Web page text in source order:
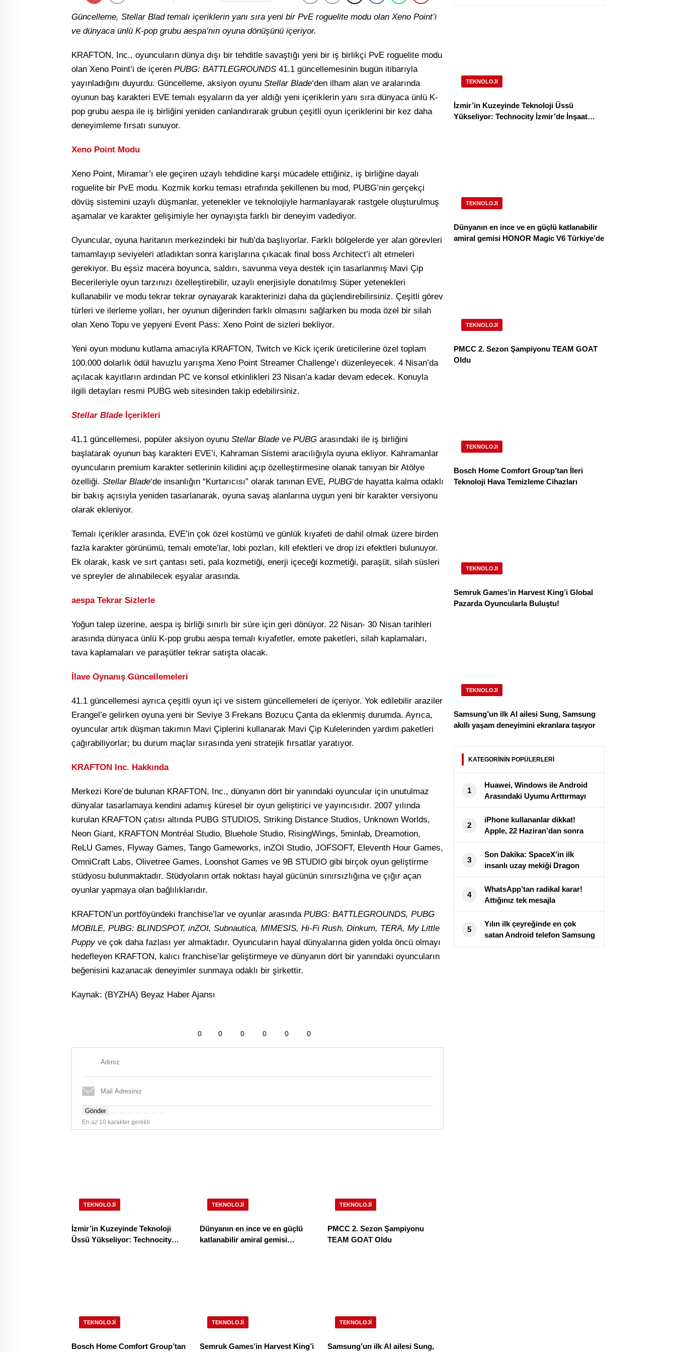
Güncelleme, Stellar Blad temalı içeriklerin yanı sıra yeni bir PvE roguelite modu olan Xeno Point’i
ve dünyaca ünlü K-pop grubu aespa’nın oyuna dönüşünü içeriyor.
KRAFTON, Inc., oyuncuların dünya dışı bir tehditle savaştığı yeni bir iş birlikçi PvE roguelite modu
olan Xeno Point’i de içeren PUBG: BATTLEGROUNDS 41.1 güncellemesinin bugün itibarıyla
yayınladığını duyurdu. Güncelleme, aksiyon oyunu Stellar Blade‘den ilham alan ve aralarında
oyunun baş karakteri EVE temalı eşyaların da yer aldığı yeni içeriklerin yanı sıra dünyaca ünlü K-
pop grubu aespa ile iş birliğini yeniden canlandırarak grubun çeşitli oyun içeriklerini bir kez daha
deneyimleme fırsatı sunuyor.
Xeno Point Modu
Xeno Point, Miramar’ı ele geçiren uzaylı tehdidine karşı mücadele ettiğiniz, iş birliğine dayalı
roguelite bir PvE modu. Kozmik korku teması etrafında şekillenen bu mod, PUBG’nin gerçekçi
dövüş sistemini uzaylı düşmanlar, yetenekler ve teknolojiyle harmanlayarak rastgele oluşturulmuş
aşamalar ve karakter gelişimiyle her oynayışta farklı bir deneyim vadediyor.
Oyuncular, oyuna haritanın merkezindeki bir hub’da başlıyorlar. Farklı bölgelerde yer alan görevleri
tamamlayıp seviyeleri atladıktan sonra karışlarına çıkacak final boss Architect’i alt etmeleri
gerekiyor. Bu eşsiz macera boyunca, saldırı, savunma veya destek için tasarlanmış Mavi Çip
Becerileriyle oyun tarzınızı özelleştirebilir, uzaylı enerjisiyle donatılmış Süper yetenekleri
kullanabilir ve modu tekrar tekrar oynayarak karakterinizi daha da güçlendirebilirsiniz. Çeşitli görev
türleri ve ilerleme yolları, her oyunun diğerinden farklı olmasını sağlarken bu moda özel bir silah
olan Xeno Topu ve yepyeni Event Pass: Xeno Point de sizleri bekliyor.
Yeni oyun modunu kutlama amacıyla KRAFTON, Twitch ve Kick içerik üreticilerine özel toplam
100.000 dolarlık ödül havuzlu yarışma Xeno Point Streamer Challenge’ı düzenleyecek. 4 Nisan’da
açılacak kayıtların ardından PC ve konsol etkinlikleri 23 Nisan’a kadar devam edecek. Konuyla
ilgili detayları resmi PUBG web sitesinden takip edebilirsiniz.
Stellar Blade İçerikleri
41.1 güncellemesi, popüler aksiyon oyunu Stellar Blade ve PUBG arasındaki ile iş birliğini
başlatarak oyunun baş karakteri EVE’i, Kahraman Sistemi aracılığıyla oyuna ekliyor. Kahramanlar
oyuncuların premium karakter setlerinin kilidini açıp özelleştirmesine olanak tanıyan bir Atölye
özelliği. Stellar Blade‘de insanlığın “Kurtarıcısı” olarak tanınan EVE, PUBG‘de hayatta kalma odaklı
bir bakış açısıyla yeniden tasarlanarak, oyuna savaş alanlarına uygun yeni bir karakter versiyonu
olarak ekleniyor.
Temalı içerikler arasında, EVE’in çok özel kostümü ve günlük kıyafeti de dahil olmak üzere birden
fazla karakter görünümü, temalı emote’lar, lobi pozları, kill efektleri ve drop izi efektleri bulunuyor.
Ek olarak, kask ve sırt çantası seti, pala kozmetiği, enerji içeceği kozmetiği, paraşüt, silah süsleri
ve spreyler de alınabilecek eşyalar arasında.
aespa Tekrar Sizlerle
Yoğun talep üzerine, aespa iş birliği sınırlı bir süre için geri dönüyor. 22 Nisan- 30 Nisan tarihleri
arasında dünyaca ünlü K-pop grubu aespa temalı kıyafetler, emote paketleri, silah kaplamaları,
tava kaplamaları ve paraşütler tekrar satışta olacak.
İlave Oynanış Güncellemeleri
41.1 güncellemesi ayrıca çeşitli oyun içi ve sistem güncellemeleri de içeriyor. Yok edilebilir araziler
Erangel’e gelirken oyuna yeni bir Seviye 3 Frekans Bozucu Çanta da eklenmiş durumda. Ayrıca,
oyuncular artık düşman takımın Mavi Çiplerini kullanarak Mavi Çip Kulelerinden yardım paketleri
çağırabiliyorlar; bu durum maçlar sırasında yeni stratejik fırsatlar yaratıyor.
KRAFTON Inc. Hakkında
Merkezi Kore’de bulunan KRAFTON, Inc., dünyanın dört bir yanındaki oyuncular için unutulmaz
dünyalar tasarlamaya kendini adamış küresel bir oyun geliştirici ve yayıncısıdır. 2007 yılında
kurulan KRAFTON çatısı altında PUBG STUDIOS, Striking Distance Studios, Unknown Worlds,
Neon Giant, KRAFTON Montréal Studio, Bluehole Studio, RisingWings, 5minlab, Dreamotion,
ReLU Games, Flyway Games, Tango Gameworks, inZOI Studio, JOFSOFT, Eleventh Hour Games,
OmniCraft Labs, Olivetree Games, Loonshot Games ve 9B STUDIO gibi birçok oyun geliştirme
stüdyosu bulunmaktadır. Stüdyoların ortak noktası hayal gücünün sınırsızlığına ve çığır açan
oyunlar yapmaya olan bağlılıklarıdır.
KRAFTON’un portföyündeki franchise’lar ve oyunlar arasında PUBG: BATTLEGROUNDS, PUBG
MOBILE, PUBG: BLINDSPOT, inZOI, Subnautica, MIMESIS, Hi-Fi Rush, Dinkum, TERA, My Little
Puppyve çok daha fazlası yer almaktadır. Oyuncuların hayal dünyalarına giden yolda öncü olmayı
hedefleyen KRAFTON, kalıcı franchise’lar geliştirmeye ve dünyanın dört bir yanındaki oyuncuların
beğenisini kazanacak deneyimler sunmaya odaklı bir şirkettir.
Kaynak: (BYZHA) Beyaz Haber Ajansı
0 0 0 0 0 0
Gönder
En az 10 karakter gerekli
TEKNOLOJI
İzmir’in Kuzeyinde Teknoloji
Üssü Yükseliyor: Technocity
TEKNOLOJI
Dünyanın en ince ve en güçlü
katlanabilir amiral gemisi
TEKNOLOJI
PMCC 2. Sezon Şampiyonu
TEAM GOAT Oldu
TEKNOLOJI
Bosch Home Comfort Group’tan
TEKNOLOJI
Semruk Games’in Harvest King’i
TEKNOLOJI
Samsung’un ilk AI ailesi Sung,
TEKNOLOJI
İzmir’in Kuzeyinde Teknoloji Üssü
Yükseliyor: Technocity İzmir’de İnşaat
TEKNOLOJI
Dünyanın en ince ve en güçlü katlanabilir
amiral gemisi HONOR Magic V6 Türkiye’de
TEKNOLOJI
PMCC 2. Sezon Şampiyonu TEAM GOAT
Oldu
TEKNOLOJI
Bosch Home Comfort Group’tan İleri
Teknoloji Hava Temizleme Cihazları
TEKNOLOJI
Semruk Games’in Harvest King’i Global
Pazarda Oyuncularla Buluştu!
TEKNOLOJI
Samsung’un ilk AI ailesi Sung, Samsung
akıllı yaşam deneyimini ekranlara taşıyor
KATEGORİNİN POPÜLERLERİ
1
Huawei, Windows ile Android
Arasındaki Uyumu Arttırmayı
Hedefliyor
2
iPhone kullananlar dikkat!
Apple, 22 Haziran’dan sonra
6S’ten düşük modellerin fişini
çekiyor
3
Son Dakika: SpaceX’in ilk
insanlı uzay mekiği Dragon
fırlatıldı
4
WhatsApp’tan radikal karar!
Attığınız tek mesajla
mahkemelik olabilirsiniz
5
Yılın ilk çeyreğinde en çok
satan Android telefon Samsung
Galaxy A51 oldu